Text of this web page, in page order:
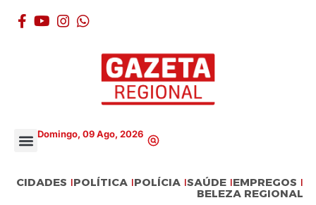
Domingo, 09 Ago, 2026
CIDADES POLÍTICA POLÍCIA SAÚDE EMPREGOS
BELEZA REGIONAL